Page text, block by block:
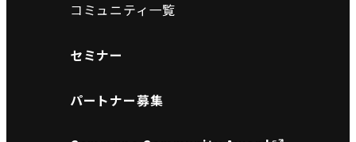
コミュニティ一覧
セミナー
パートナー募集